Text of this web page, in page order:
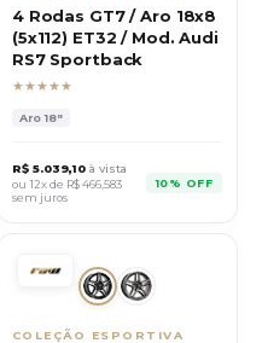
4 Rodas GT7 / Aro 18x8
(5x112) ET32 / Mod. Audi
RS7 Sportback
★★★★★
Aro18"
R$ 5.039,10 à vista
ou 12x de R$466,583
sem juros
10% OFF
COLEÇÃO ESPORTIVA